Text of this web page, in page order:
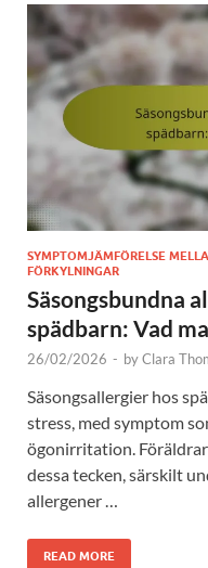
SYMPTOMJÄMFÖRELSE
FÖRKYLNINGAR
Säsongsbundna
spädbarn: Vad
26/02/2026 - byClara
Säsongsallergier hos
stress, med symptom
ögonirritation.
dessa tecken, särskilt
allergener …
READ MORE